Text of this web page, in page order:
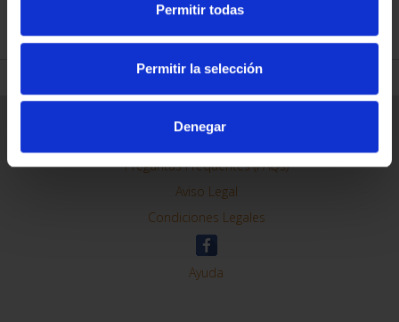
Permitir todas
Permitir la selección
Denegar
REFINAR
Información General
Contacto
Preguntas Frequentes (FAQs)
Aviso Legal
Condiciones Legales
Ayuda